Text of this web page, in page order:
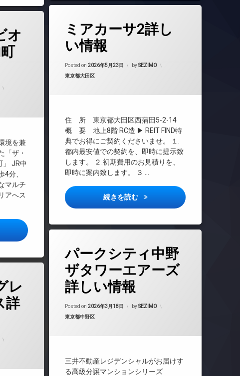
宅配ボックス
敷地内ゴミ置き場
防犯カメラ
駐輪場
ミアカーサ2詳し
い情報
Posted on 2026年5月23日 bySEZIMO
カテゴリー:
東京都大田区
住 所 東京都大田区西蒲田5-2-14
概 要 地上8階 RC造 ▶ REIT FIND特
典でお得にご契約くださいませ。 １.
都内最安値での契約を、即時に提示致
します。 ２.初期費用のお見積りを、
即時に案内致します。 ３ …
続きを読む ミアカーサ2詳しい情報
24時間管理
CATV
インターネット
エレベーター
オートロック
デザイナーズ
バイク置き場
内廊下
宅配ボックス
駐輪場
オ
境を兼
「ザ・
」 JR中
4分、
マルチ
アへス
ークハビオSOHO市谷左内町詳しい情報
パークシティ中野
ザタワーエアーズ
詳しい情報
Posted on 2026年3月18日 bySEZIMO
カテゴリー:
東京都中野区
三井不動産レジデンシャルがお届けす
る高級分譲マンションシリーズ
24時間管理
CATV
TVドアホン
ゲストルーム
レ
詳